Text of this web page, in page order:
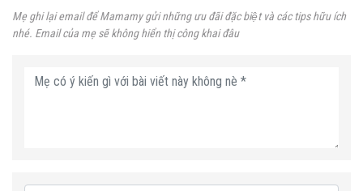
Mẹ ghi lại email để Mamamy gửi những ưu đãi đặc biệt và các tips hữu ích
nhé. Email của mẹ sẽ không hiển thị công khai đâu